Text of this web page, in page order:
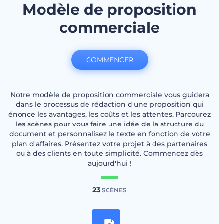
Modèle de proposition
commerciale
Notre modèle de proposition commerciale vous guidera
dans le processus de rédaction d'une proposition qui
énonce les avantages, les coûts et les attentes. Parcourez
les scènes pour vous faire une idée de la structure du
document et personnalisez le texte en fonction de votre
plan d'affaires. Présentez votre projet à des partenaires
ou à des clients en toute simplicité. Commencez dès
aujourd'hui !
23 SCÈNES
COMMENCER